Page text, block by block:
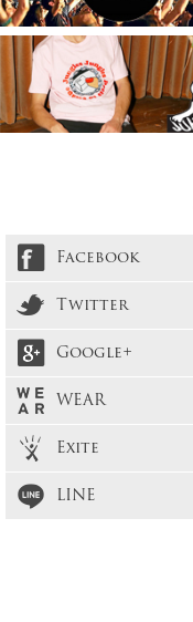
Facebook
Twitter
Google+
WEAR
Exite
LINE